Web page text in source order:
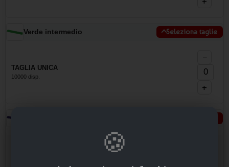
Verde intermedio Seleziona taglie
TAGLIA UNICA
10000 disp.
−
+
🍪